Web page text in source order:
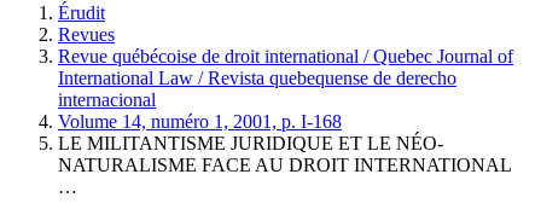
Érudit
Revues
Revue québécoise de droit international / Quebec Journal of
International Law / Revista quebequense de derecho
internacional
Volume 14, numéro 1, 2001, p. I-168
LE MILITANTISME JURIDIQUE ET LE NÉO-
NATURALISME FACE AU DROIT INTERNATIONAL
…